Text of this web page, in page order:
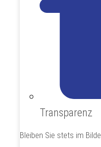
Transparenz
Bleiben Sie stets im Bilde.